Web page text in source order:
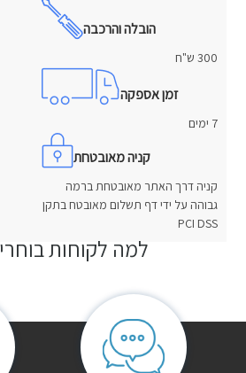
הובלה והרכבה
300 ש"ח
זמן אספקה
7 ימים
קניה מאובטחת
קניה דרך האתר מאובטחת ברמה
גבוהה על ידי דף תשלום מאובטח בתקן
PCI DSS
אין עדיין חוות דעת.
היה הראשון לכתוב סקירה “כורסת טלוויזיה מדריד”
למה לקוחות